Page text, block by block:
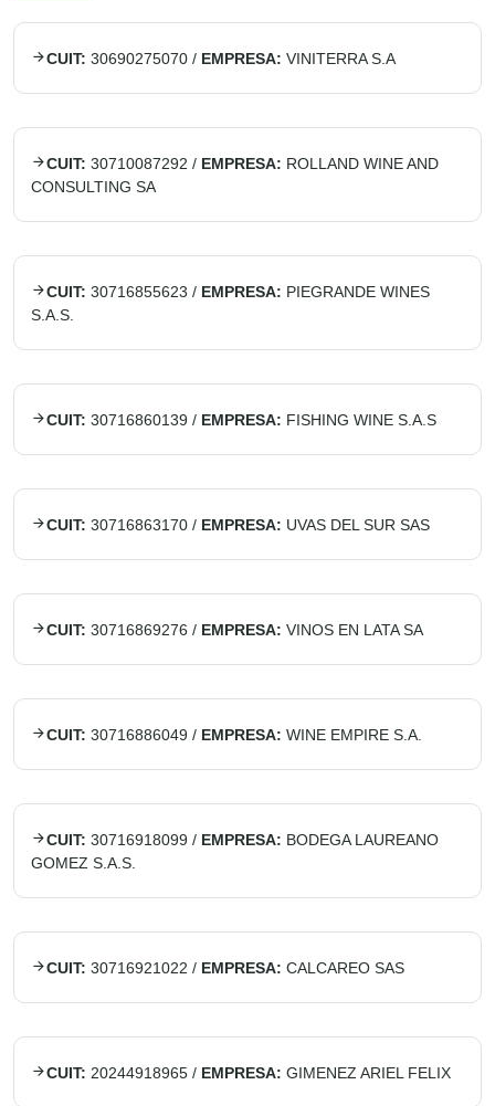
CUIT: 30690275070 / EMPRESA: VINITERRA S.A
CUIT: 30710087292 / EMPRESA: ROLLAND WINE AND
CONSULTING SA
CUIT: 30716855623 / EMPRESA: PIEGRANDE WINES
S.A.S.
CUIT: 30716860139 / EMPRESA: FISHING WINE S.A.S
CUIT: 30716863170 / EMPRESA: UVAS DEL SUR SAS
CUIT: 30716869276 / EMPRESA: VINOS EN LATA SA
CUIT: 30716886049 / EMPRESA: WINE EMPIRE S.A.
CUIT: 30716918099 / EMPRESA: BODEGA LAUREANO
GOMEZ S.A.S.
CUIT: 30716921022 / EMPRESA: CALCAREO SAS
CUIT: 20244918965 / EMPRESA: GIMENEZ ARIEL FELIX